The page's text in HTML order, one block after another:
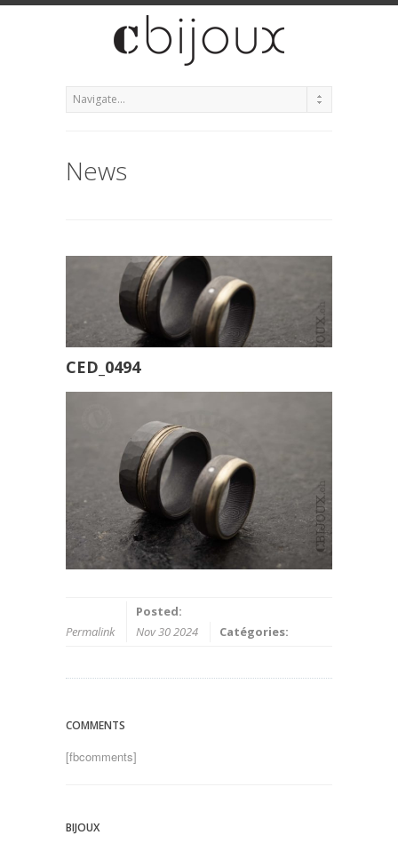
News
CED_0494
Permalink
Posted:
Nov 30 2024
Catégories:
COMMENTS
[fbcomments]
BIJOUX